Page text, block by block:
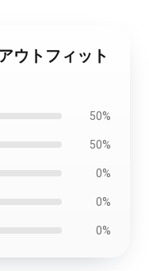
ウトフィット
50%
50%
0%
0%
0%